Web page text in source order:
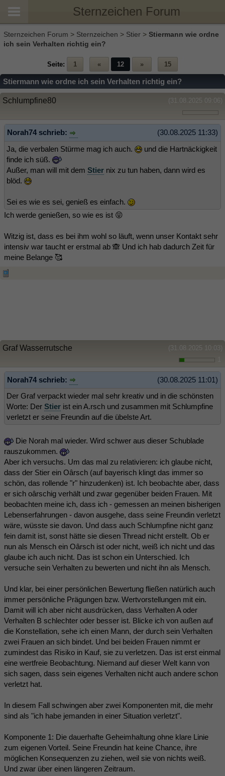
Sternzeichen Forum
Sternzeichen Forum > Sternzeichen > Stier > Stiermann wie ordne
ich sein Verhalten richtig ein?
Seite: 1 « 12 » 15
Stiermann wie ordne ich sein Verhalten richtig ein?
(31.08.2025 09:06)
Schlumpfine80
(30.08.2025 11:33)
Norah74 schrieb:
Ja, die verbalen Stürme mag ich auch.
und die Hartnäckigkeit
finde ich süß.
Außer, man will mit dem Stier nix zu tun haben, dann wird es
blöd.
Sei es wie es sei, genieß es einfach.
Ich werde genießen, so wie es ist 😝
Witzig ist, dass es bei ihm wohl so läuft, wenn unser Kontakt sehr
intensiv war taucht er erstmal ab 🙈 Und ich hab dadurch Zeit für
meine Belange 🥰
(31.08.2025 10:03)
Graf Wasserrutsche
(30.08.2025 11:01)
Norah74 schrieb:
Der Graf verpackt wieder mal sehr kreativ und in die schönsten
Worte: Der Stier ist ein A.rsch und zusammen mit Schlumpfine
verletzt er seine Freundin auf die übelste Art.
Die Norah mal wieder. Wird schwer aus dieser Schublade
rauszukommen.
Aber ich versuchs. Um das mal zu relativieren: ich glaube nicht,
dass der Stier ein Oârsch (auf bayerisch klingt das immer so
schön, das rollende "r" hinzudenken) ist. Ich beobachte aber, dass
er sich oârschig verhält und zwar gegenüber beiden Frauen. Mit
beobachten meine ich, dass ich - gemessen an meinen bisherigen
Lebenserfahrungen - davon ausgehe, dass seine Freundin verletzt
wäre, wüsste sie davon. Und dass auch Schlumpfine nicht ganz
fein damit ist, sonst hätte sie diesen Thread nicht erstellt. Ob er
nun als Mensch ein Oârsch ist oder nicht, weiß ich nicht und das
glaube ich auch nicht. Das ist schon ein Unterschied. Ich
versuche sein Verhalten zu bewerten und nicht ihn als Mensch.
Und klar, bei einer persönlichen Bewertung fließen natürlich auch
immer persönliche Prägungen bzw. Wertvorstellungen mit ein.
Damit will ich aber nicht ausdrücken, dass Verhalten A oder
Verhalten B schlechter oder besser ist. Blicke ich von außen auf
die Konstellation, sehe ich einen Mann, der durch sein Verhalten
zwei Frauen an sich bindet. Und bei beiden Frauen nimmt er
zumindest das Risiko in Kauf, sie zu verletzen. Das ist erst einmal
eine wertfreie Beobachtung. Niemand auf dieser Welt kann von
sich sagen, dass sein eigenes Verhalten nicht auch andere schon
verletzt hat.
In diesem Fall schwingen aber zwei Komponenten mit, die mehr
sind als "ich habe jemanden in einer Situation verletzt".
Komponente 1: Die dauerhafte Geheimhaltung ohne klare Linie
zum eigenen Vorteil. Seine Freundin hat keine Chance, ihre
möglichen Konsequenzen zu ziehen, weil sie von nichts weiß.
Und zwar über einen längeren Zeitraum.